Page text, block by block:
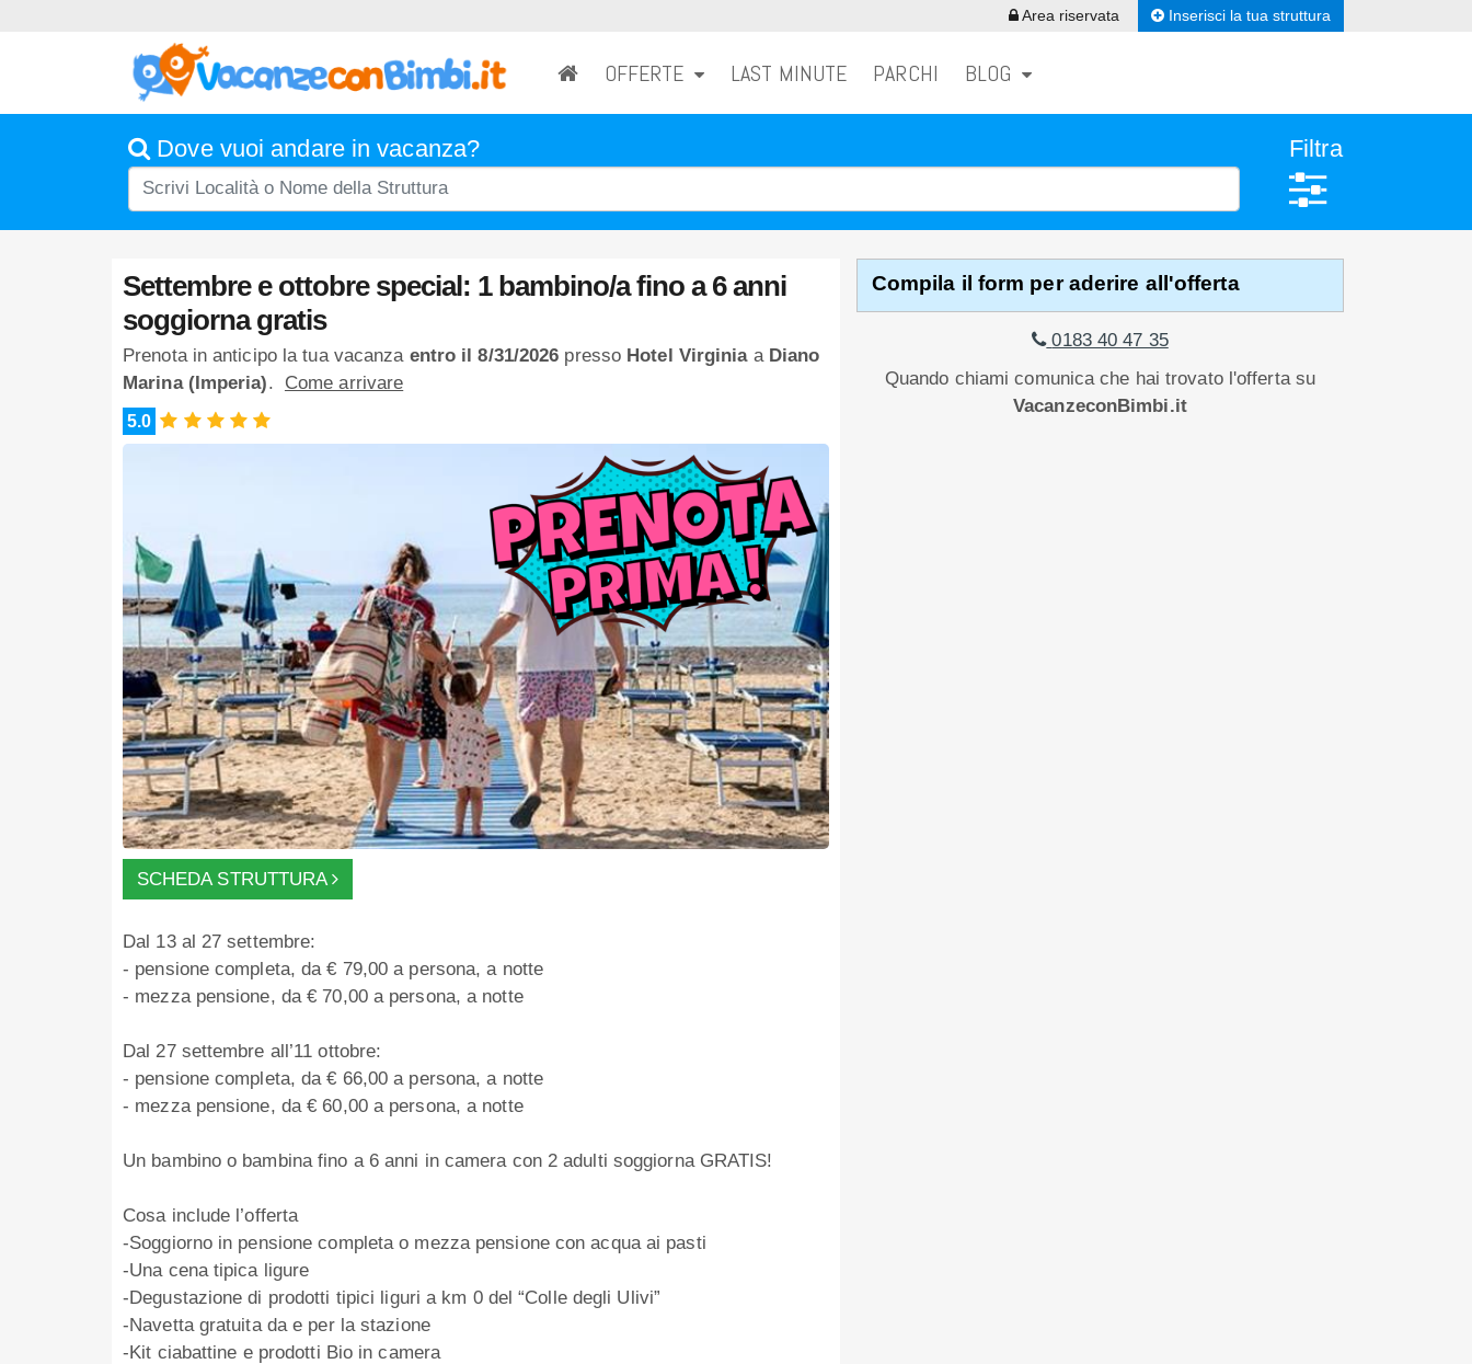
Area riservata Inserisci la tua struttura
OFFERTE LAST MINUTE PARCHI BLOG
Dove vuoi andare in vacanza? Filtra
Settembre e ottobre special: 1 bambino/a fino a 6 anni
soggiorna gratis
Prenota in anticipo la tua vacanza entro il 8/31/2026 presso Hotel Virginiaa Diano
Marina (Imperia). Come arrivare
5.0
SCHEDA STRUTTURA
Dal 13 al 27 settembre:
- pensione completa, da € 79,00 a persona, a notte
- mezza pensione, da € 70,00 a persona, a notte
Dal 27 settembre all’11 ottobre:
- pensione completa, da € 66,00 a persona, a notte
- mezza pensione, da € 60,00 a persona, a notte
Un bambino o bambina fino a 6 anni in camera con 2 adulti soggiorna GRATIS!
Cosa include l’offerta
-Soggiorno in pensione completa o mezza pensione con acqua ai pasti
-Una cena tipica ligure
-Degustazione di prodotti tipici liguri a km 0 del “Colle degli Ulivi”
-Navetta gratuita da e per la stazione
-Kit ciabattine e prodotti Bio in camera
Compila il form per aderire all'offerta
0183 40 47 35
Quando chiami comunica che hai trovato l'offerta su
VacanzeconBimbi.it